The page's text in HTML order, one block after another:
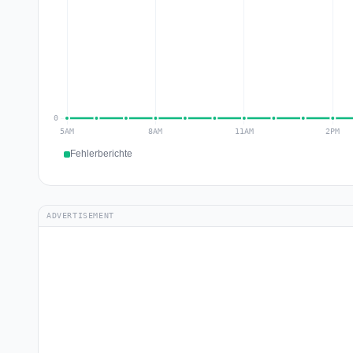
Fehlerberichte
ADVERTISEMENT